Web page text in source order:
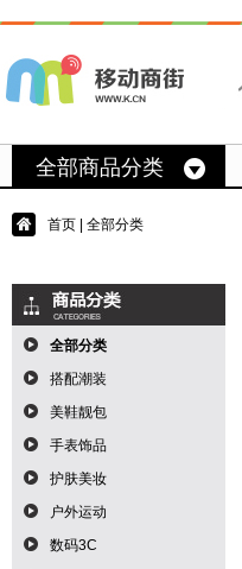
全部商品分类
首页 | 全部分类
全部分类
搭配潮装
美鞋靓包
手表饰品
护肤美妆
户外运动
数码3C